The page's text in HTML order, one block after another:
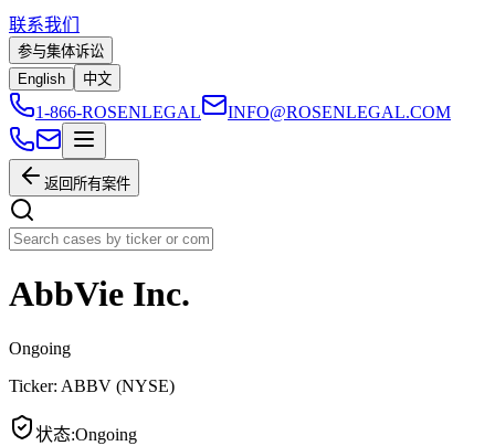
联系我们
参与集体诉讼
English
中文
1-866-ROSENLEGAL INFO@ROSENLEGAL.COM
返回所有案件
AbbVie Inc.
Ongoing
Ticker: ABBV (NYSE)
状态:Ongoing